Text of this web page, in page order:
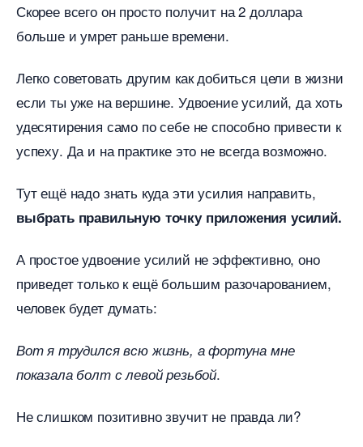
Скорее всего он просто получит на 2 доллара
ольше и умрет раньше времени.
Легко советовать другим как добиться цели в жизни
если ты уже на вершине. Удвоение усилий, да хоть
удесятирения само по себе не способно привести к
успеху. Да и на практике это не всегда возможно.
Тут ещё надо знать куда эти усилия направить,
ыбрать правильную точку приложения усилий.
А простое удвоение усилий не эффективно, оно
приведет только к ещё большим разочарованием,
человек будет думать:
от я трудился всю жизнь, а фортуна мне
показала болт с левой резьбой.
Не слишком позитивно звучит не правда ли?